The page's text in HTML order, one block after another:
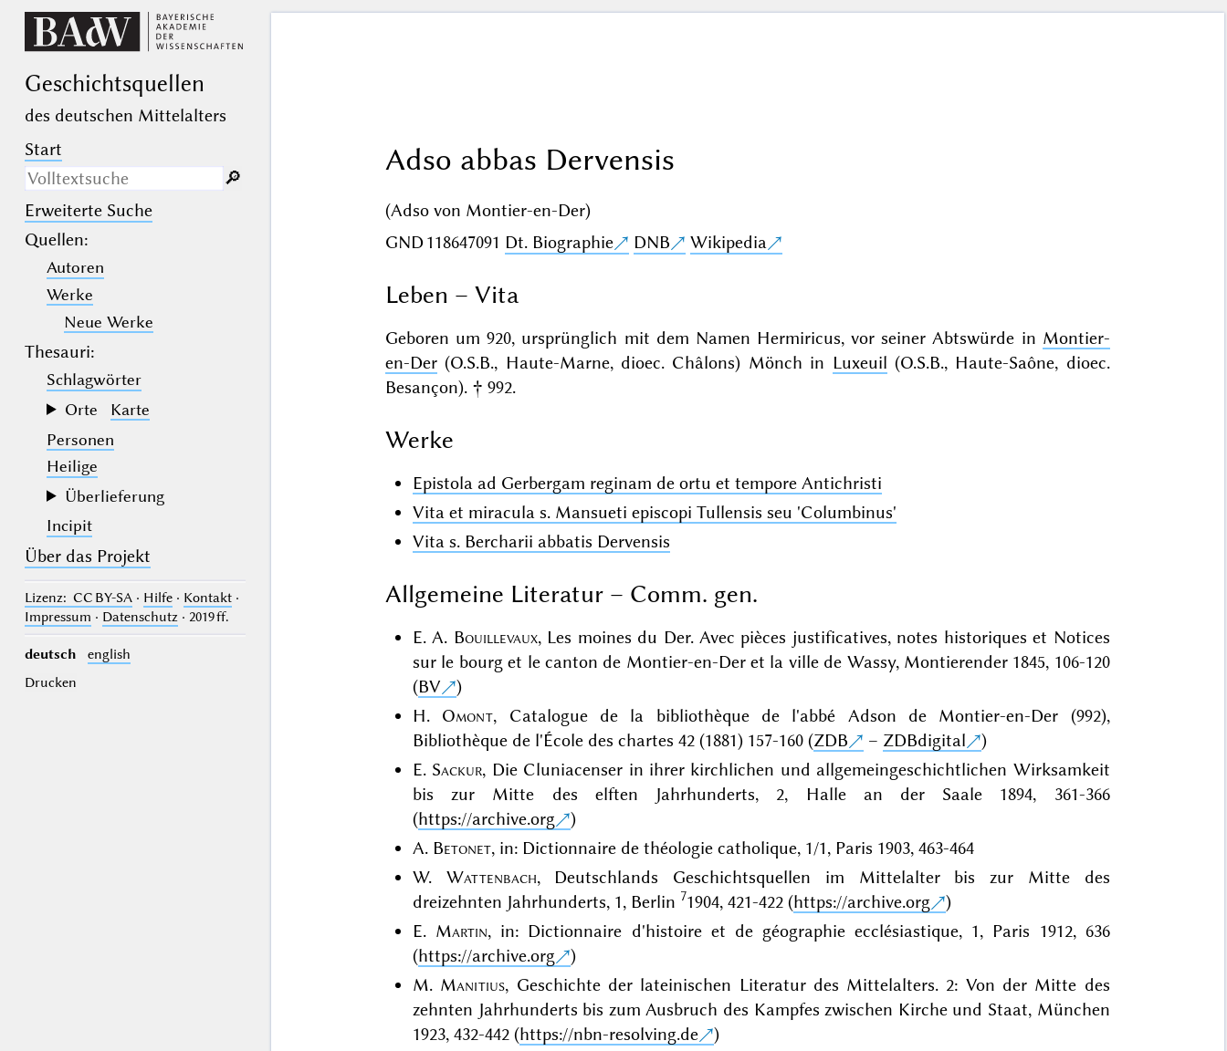
Geschichts­quellen
des deutschen Mittelalters
Start
Nur in Beschreibungs­texten
suchen
(der Unterstrich) ist Platzhalter für
genau ein Zeichen.
(das Prozentzeichen) ist Platzhalter
für kein, ein oder mehr als ein
Zeichen.
🔎︎
Erweiterte Suche
Quellen:
Autoren
Werke
Neue Werke
Thesauri:
Schlagwörter
Orte
Karte
Personen
Heilige
Überlieferung
Incipit
Über das Projekt
Lizenz: CC BY-SA· Hilfe· Kontakt·
Impressum · Datenschutz· 2019 ff.
deutsch
english
Drucken
Adso abbas Dervensis
(Adso von Montier-en-Der)
GND118647091 Dt. Biographie DNB Wikipedia
Leben – Vita
Geboren um 920, ursprünglich mit dem Namen Hermiricus, vor seiner Abtswürde in Montier-
en-Der(O.S.B., Haute-Marne, dioec. Châlons) Mönch in Luxeuil (O.S.B., Haute-Saône, dioec.
Besançon). † 992.
Werke
Epistola ad Gerbergam reginam de ortu et tempore Antichristi
Vita et miracula s. Mansueti episcopi Tullensis seu 'Columbinus'
Vita s. Bercharii abbatis Dervensis
Allgemeine Literatur – Comm. gen.
E. A. Bouillevaux, Les moines du Der. Avec pièces justificatives, notes historiques et Notices
sur le bourg et le canton de Montier-en-Der et la ville de Wassy, Montierender 1845, 106-120
(BV
)
H. Omont, Catalogue de la bibliothèque de l'abbé Adson de Montier-en-Der (992),
Bibliothèque de l'École des chartes 42 (1881) 157-160 (ZDB – ZDBdigital
)
E. Sackur, Die Cluniacenser in ihrer kirchlichen und allgemeingeschichtlichen Wirksamkeit
bis zur Mitte des elften Jahrhunderts, 2, Halle an der Saale 1894, 361-366
(https://archive.org
)
A. Betonet, in: Dictionnaire de théologie catholique, 1/1, Paris 1903, 463-464
W. Wattenbach, Deutschlands Geschichtsquellen im Mittelalter bis zur Mitte des
dreizehnten Jahrhunderts, 1, Berlin 71904, 421-422 (https://archive.org
)
E. Martin, in: Dictionnaire d'histoire et de géographie ecclésiastique, 1, Paris 1912, 636
(https://archive.org
)
M. Manitius, Geschichte der lateinischen Literatur des Mittelalters. 2: Von der Mitte des
zehnten Jahrhunderts bis zum Ausbruch des Kampfes zwischen Kirche und Staat, München
1923, 432-442 (https://nbn-resolving.de
)